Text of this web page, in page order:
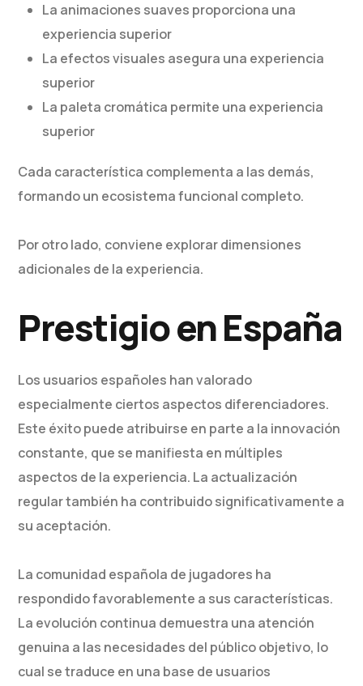
La animaciones suaves proporciona una
experiencia superior
La efectos visuales asegura una experiencia
superior
La paleta cromática permite una experiencia
superior
Cada característica complementa a las demás,
formando un ecosistema funcional completo.
Por otro lado, conviene explorar dimensiones
adicionales de la experiencia.
Prestigio en España
Los usuarios españoles han valorado
especialmente ciertos aspectos diferenciadores.
Este éxito puede atribuirse en parte a la innovación
constante, que se manifiesta en múltiples
aspectos de la experiencia. La actualización
regular también ha contribuido significativamente a
su aceptación.
La comunidad española de jugadores ha
respondido favorablemente a sus características.
La evolución continua demuestra una atención
genuina a las necesidades del público objetivo, lo
cual se traduce en una base de usuarios